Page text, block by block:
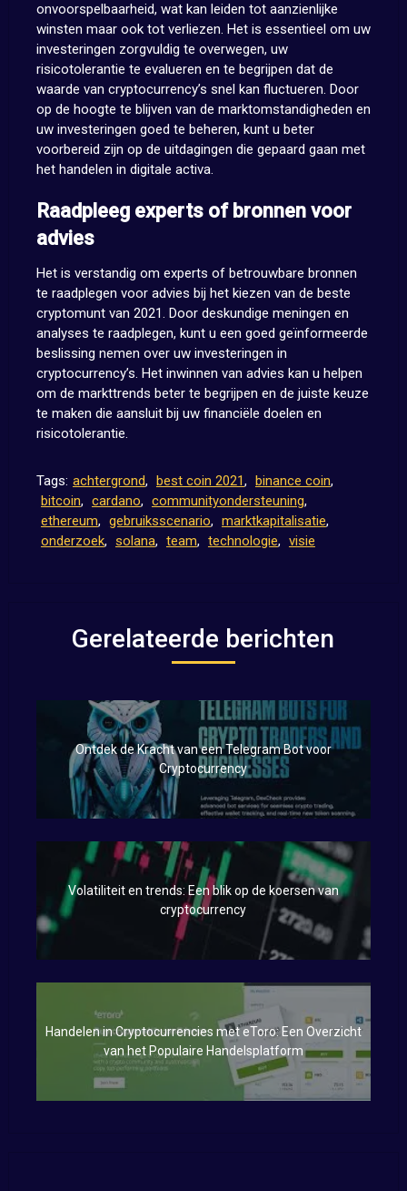
onvoorspelbaarheid, wat kan leiden tot aanzienlijke
winsten maar ook tot verliezen. Het is essentieel om uw
investeringen zorgvuldig te overwegen, uw
risicotolerantie te evalueren en te begrijpen dat de
waarde van cryptocurrency’s snel kan fluctueren. Door
op de hoogte te blijven van de marktomstandigheden en
uw investeringen goed te beheren, kunt u beter
voorbereid zijn op de uitdagingen die gepaard gaan met
het handelen in digitale activa.
Raadpleeg experts of bronnen voor
advies
Het is verstandig om experts of betrouwbare bronnen
te raadplegen voor advies bij het kiezen van de beste
cryptomunt van 2021. Door deskundige meningen en
analyses te raadplegen, kunt u een goed geïnformeerde
beslissing nemen over uw investeringen in
cryptocurrency’s. Het inwinnen van advies kan u helpen
om de markttrends beter te begrijpen en de juiste keuze
te maken die aansluit bij uw financiële doelen en
risicotolerantie.
Tags: achtergrond, best coin 2021, binance coin,
bitcoin, cardano, communityondersteuning,
ethereum, gebruiksscenario, marktkapitalisatie,
onderzoek, solana, team, technologie, visie
Gerelateerde berichten
Ontdek de Kracht van een Telegram Bot voor
Cryptocurrency
Volatiliteit en trends: Een blik op de koersen van
cryptocurrency
Handelen in Cryptocurrencies met eToro: Een Overzicht
van het Populaire Handelsplatform